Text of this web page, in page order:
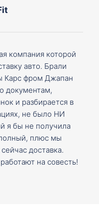
компания которой
авто. Брали
Карс фром Джапан
документам,
и разбирается в
не было НИ
я бы не получила
плюс мы
доставка.
на совесть!